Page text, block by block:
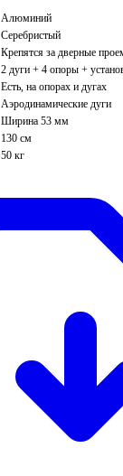
Алюминий
Серебристый
Крепятся за дверные
2 дуги + 4 опоры +
Есть, на опорах и дугах
Аэродинамические дуги
Ширина 53 мм
130 см
50 кг